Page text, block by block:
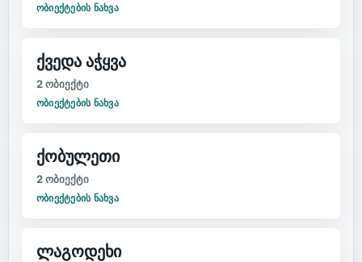
ᲝᲑᲘᲔᲥᲢᲔᲑᲘᲡ ᲜᲐᲮᲕᲐ
ქვედა აჭყვა
2ობიექტი
ᲝᲑᲘᲔᲥᲢᲔᲑᲘᲡ ᲜᲐᲮᲕᲐ
ქობულეთი
2ობიექტი
ᲝᲑᲘᲔᲥᲢᲔᲑᲘᲡ ᲜᲐᲮᲕᲐ
ლაგოდეხი